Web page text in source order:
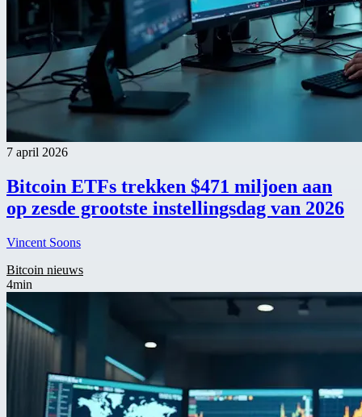
7 april 2026
Bitcoin ETFs trekken $471 miljoen aan
op zesde grootste instellingsdag van 2026
Vincent Soons
Bitcoin nieuws
4min